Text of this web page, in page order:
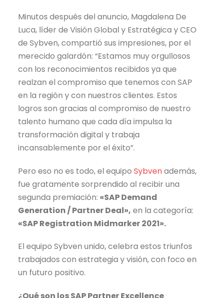
Minutos después del anuncio, Magdalena De
Luca, líder de Visión Global y Estratégica y CEO
de Sybven, compartió sus impresiones, por el
merecido galardón: “Estamos muy orgullosos
con los reconocimientos recibidos ya que
realzan el compromiso que tenemos con SAP
en la región y con nuestros clientes. Estos
logros son gracias al compromiso de nuestro
talento humano que cada día impulsa la
transformación digital y trabaja
incansablemente por el éxito”.
Pero eso no es todo, el equipoSybvenademás,
fue gratamente sorprendido al recibir una
segunda premiación: «SAP Demand
Generation / Partner Deal», en la categoría:
«SAP Registration Midmarker 2021».
El equipo Sybven unido, celebra estos triunfos
trabajados con estrategia y visión, con foco en
un futuro positivo.